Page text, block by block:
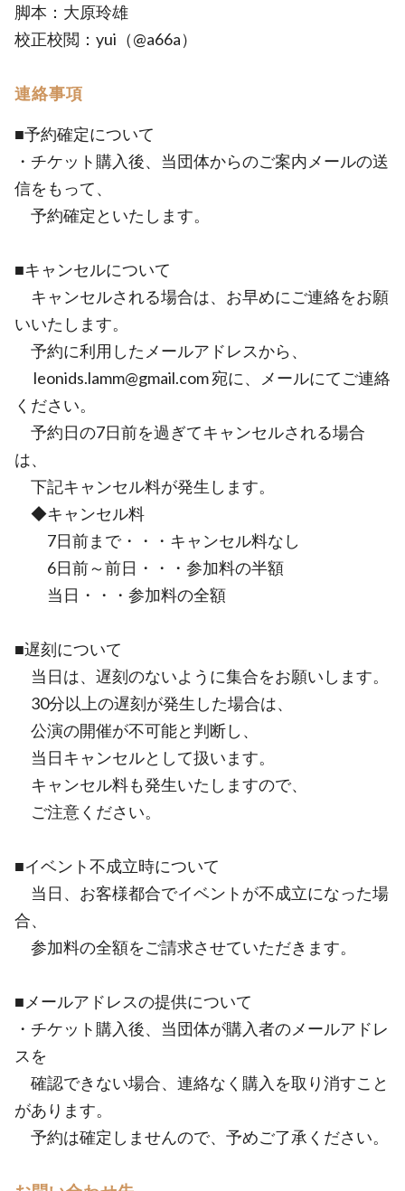
脚本：大原玲雄
校正校閲：yui（@a66a）
連絡事項
■予約確定について
・チケット購入後、当団体からのご案内メールの送
信をもって、
予約確定といたします。
■キャンセルについて
キャンセルされる場合は、お早めにご連絡をお願
いいたします。
予約に利用したメールアドレスから、
leonids.lamm@gmail.com 宛に、メールにてご連絡
ください。
予約日の7日前を過ぎてキャンセルされる場合
は、
下記キャンセル料が発生します。
◆キャンセル料
7日前まで・・・キャンセル料なし
6日前～前日・・・参加料の半額
当日・・・参加料の全額
■遅刻について
当日は、遅刻のないように集合をお願いします。
30分以上の遅刻が発生した場合は、
公演の開催が不可能と判断し、
当日キャンセルとして扱います。
キャンセル料も発生いたしますので、
ご注意ください。
■イベント不成立時について
当日、お客様都合でイベントが不成立になった場
合、
参加料の全額をご請求させていただきます。
■メールアドレスの提供について
・チケット購入後、当団体が購入者のメールアドレ
スを
確認できない場合、連絡なく購入を取り消すこと
があります。
予約は確定しませんので、予めご了承ください。